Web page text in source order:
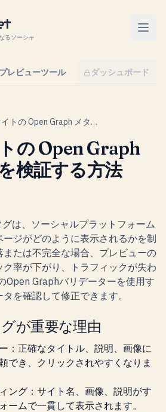
るソーシャ
プレビューツール ダッシュボード
ウェブサイトの Open Graph メタデータを検証する方法
の Open Graph
検証する方法
は、ソーシャルプラットフォーム
ジがどのように表示されるかを制
たは不完全な場合、プレビューの
率が下がり、トラフィックが失わ
Open Graphバリデーターを使用す
を確認して修正できます。
が重要な理由
：正確なタイトル、説明、画像に
でき、クリックされやすくなりま
ング ：サイト名、画像、説明がす
ームで一貫して表示されます。